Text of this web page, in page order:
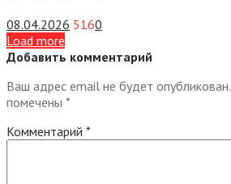
08.04.2026 5160
Load more
Добавить комментарий
Ваш адрес email не будет опубликован.
помечены *
Комментарий *